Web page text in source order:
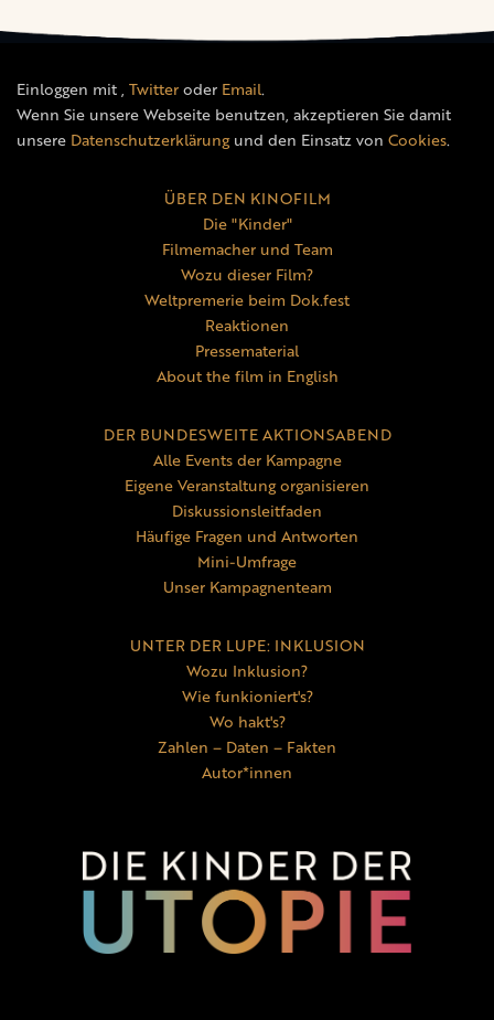
Einloggen mit, Twitteroder Email.
Wenn Sie unsere Webseite benutzen, akzeptieren Sie damit
unsere Datenschutzerklärungund den Einsatz von Cookies.
ÜBER DEN KINOFILM
Die "Kinder"
Filmemacher und Team
Wozu dieser Film?
Weltpremerie beim Dok.fest
Reaktionen
Pressematerial
About the film in English
DER BUNDESWEITE AKTIONSABEND
Alle Events der Kampagne
Eigene Veranstaltung organisieren
Diskussionsleitfaden
Häufige Fragen und Antworten
Mini-Umfrage
Unser Kampagnenteam
UNTER DER LUPE: INKLUSION
Wozu Inklusion?
Wie funkioniert's?
Wo hakt's?
Zahlen – Daten – Fakten
Autor*innen